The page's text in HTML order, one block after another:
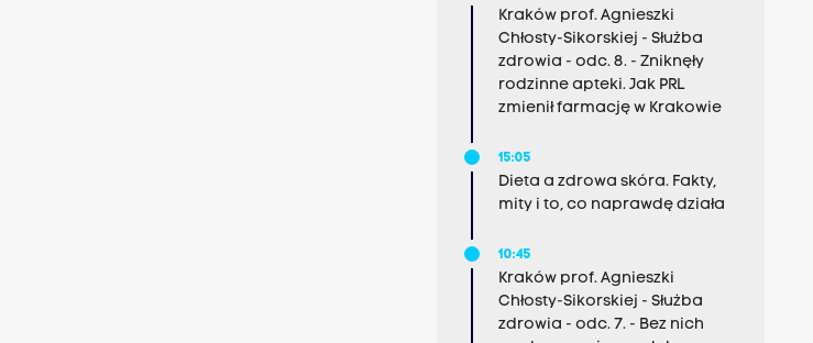
Kraków prof. Agnieszki
Chłosty-Sikorskiej - Służba
zdrowia - odc. 8. - Zniknęły
rodzinne apteki. Jak PRL
zmienił farmację w Krakowie
15:05
Dieta a zdrowa skóra. Fakty,
mity i to, co naprawdę działa
10:45
Kraków prof. Agnieszki
Chłosty-Sikorskiej - Służba
zdrowia - odc. 7. - Bez nich